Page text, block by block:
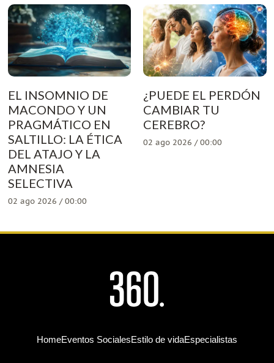
EL INSOMNIO DE
MACONDO Y UN
PRAGMÁTICO EN
SALTILLO: LA ÉTICA
DEL ATAJO Y LA
AMNESIA
SELECTIVA
02 ago 2026 / 00:00
¿PUEDE EL PERDÓN
CAMBIAR TU
CEREBRO?
02 ago 2026 / 00:00
HomeEventos SocialesEstilo de vidaEspecialistas